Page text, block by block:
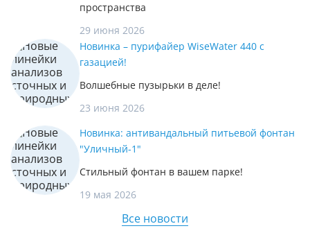
пространства
29 июня 2026
Новинка – пурифайер WiseWater 440 с
газацией!
Волшебные пузырьки в деле!
23 июня 2026
Новинка: антивандальный питьевой фонтан
"Уличный-1"
Стильный фонтан в вашем парке!
19 мая 2026
Все новости